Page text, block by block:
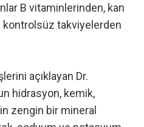
B vitaminlerinden, kan
kontrolsüz takviyelerden
açıklayan Dr.
hidrasyon, kemik,
zengin bir mineral